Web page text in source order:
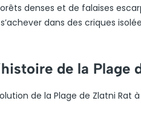
denses et de falaises
dans des criques
de la Plage
de la Plage de Zlatni